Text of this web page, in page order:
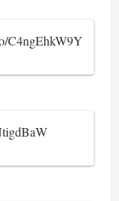
C4ngEhkW9Y